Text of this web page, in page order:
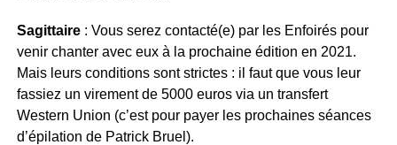
Sagittaire: Vous serez contacté(e) par les Enfoirés pour
venir chanter avec eux à la prochaine édition en 2021.
Mais leurs conditions sont strictes : il faut que vous leur
fassiez un virement de 5000 euros via un transfert
Western Union (c’est pour payer les prochaines séances
d’épilation de Patrick Bruel).